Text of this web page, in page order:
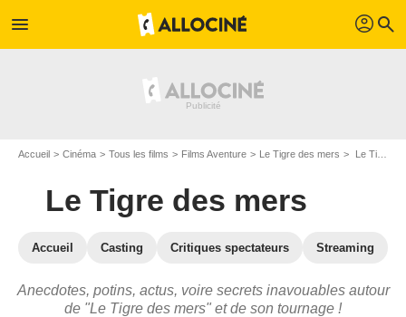
menu profil search
Accueil Cinéma Tous les films Films Aventure Le Tigre des mers Le Tigre des mers : les secrets du tournage
Le Tigre des mers
Accueil Casting Critiques spectateurs Streaming
Anecdotes, potins, actus, voire secrets inavouables autour
de "Le Tigre des mers" et de son tournage !